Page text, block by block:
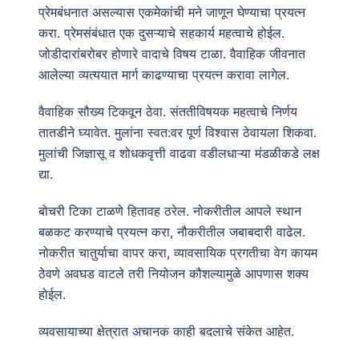
प्रेमबंधनात असल्यास एकमेकांची मने जाणून घेण्याचा प्रयत्न
करा. प्रेमसंबंधात एक दुसऱ्याचे सहकार्य महत्वाचे होईल.
जोडीदारांबरोबर होणारे वादाचे विषय टाळा. वैवाहिक जीवनात
आलेल्या व्यत्ययात मार्ग काढण्याचा प्रयत्न करावा लागेल.
वैवाहिक सौख्य टिकवून ठेवा. संततीविषयक महत्वाचे निर्णय
तातडीने घ्यावेत. मुलांना स्वत:वर पूर्ण विश्वास ठेवायला शिकवा.
मुलांची जिज्ञासू व शोधकवृत्ती वाढवा वडीलधाऱ्या मंडळीकडे लक्ष
द्या.
बोचरी टिका टाळणे हितावह ठरेल. नोकरीतील आपले स्थान
बळकट करण्याचे प्रयत्न करा, नौकरीतील जबाबदारी वाढेल.
नोकरीत चातुर्याचा वापर करा, व्यावसायिक प्रगतीचा वेग कायम
ठेवणे अवघड वाटले तरी नियोजन कौशल्यामुळे आपणास शक्य
होईल.
व्यवसायाच्या क्षेत्रात अचानक काही बदलाचे संकेत आहेत.